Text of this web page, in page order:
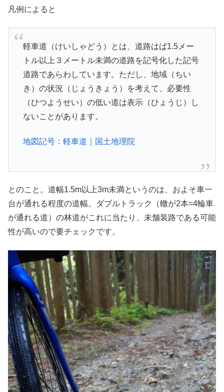
凡例によると
軽車道（けいしゃどう）とは、道路はば1.5メー
トル以上３メートル未満の道路を記号化した記号
道路であらわしています。ただし、地域（ちい
き）の状況（じょうきょう）を考えて、必要性
（ひつようせい）の低い道は表示（ひょうじ）し
ないことがあります。
地図記号：軽車道｜国土地理院
とのこと。道幅1.5m以上3m未満というのは、およそ車一
台が通れる程度の道幅。ダブルトラック（轍が2本=4輪車
が通れる道）の林道がこれに当たり、未舗装路である可能
性が高いので要チェックです。